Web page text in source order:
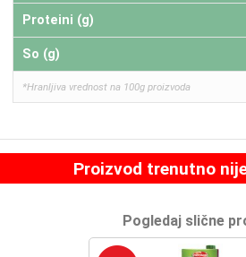
Proteini (g)
So (g)
*Hranljiva vrednost na 100g proizvoda
Proizvod trenutno
Pogledaj slične